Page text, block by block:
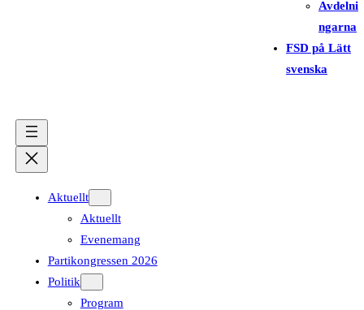
Avdelni
ngarna
FSD på Lätt
svenska
Aktuellt
Aktuellt
Evenemang
Partikongressen 2026
Politik
Program